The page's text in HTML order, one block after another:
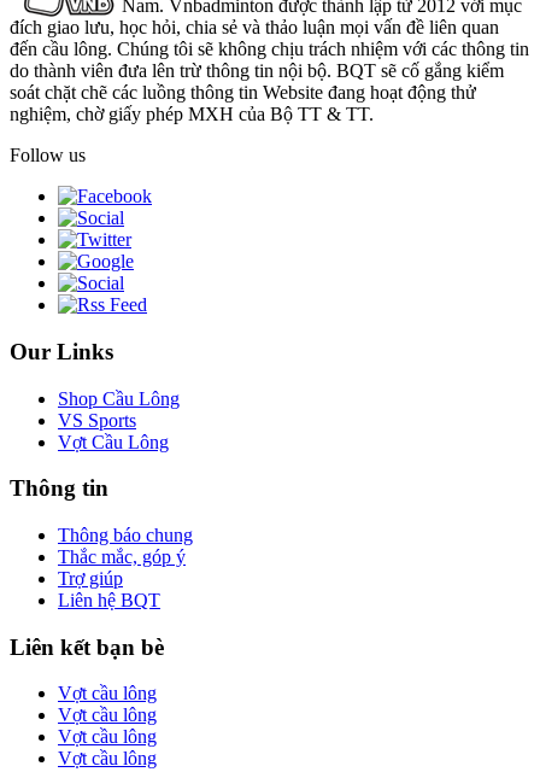
Nam. Vnbadminton được thành lập từ 2012 với mục
đích giao lưu, học hỏi, chia sẻ và thảo luận mọi vấn đề liên quan
đến cầu lông. Chúng tôi sẽ không chịu trách nhiệm với các thông tin
do thành viên đưa lên trừ thông tin nội bộ. BQT sẽ cố gắng kiểm
soát chặt chẽ các luồng thông tin Website đang hoạt động thử
nghiệm, chờ giấy phép MXH của Bộ TT & TT.
Follow us
Our Links
Shop Cầu Lông
VS Sports
Vợt Cầu Lông
Thông tin
Thông báo chung
Thắc mắc, góp ý
Trợ giúp
Liên hệ BQT
Liên kết bạn bè
Vợt cầu lông
Vợt cầu lông
Vợt cầu lông
Vợt cầu lông